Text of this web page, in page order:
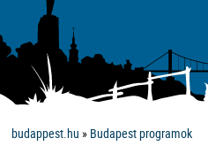
budappest.hu » Budapest programok